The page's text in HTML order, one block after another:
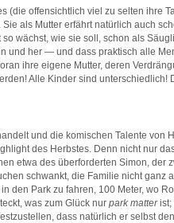
(die offensichtlich viel zu selten ihre
als Mutter erfährt natürlich auch
wächst, wie sie soll, schon als
und her — und dass praktisch alle
ihre eigene Mutter, deren
Alle Kinder sind unterschiedlich!
und die komischen Talente von
des Herbstes. Denn nicht nur
etwa des überforderten Simon, der
schwankt, die Familie nicht ganz
den Park zu fahren, 100 Meter, wo
was zum Glück nur park matterist;
dass natürlich er selbst